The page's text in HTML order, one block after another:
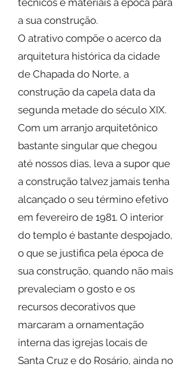
técnicos e materiais à época para
a sua construção.
O atrativo compõe o acerco da
arquitetura histórica da cidade
de Chapada do Norte, a
construção da capela data da
segunda metade do século XIX.
Com um arranjo arquitetônico
bastante singular que chegou
até nossos dias, leva a supor que
a construção talvez jamais tenha
alcançado o seu término efetivo
em fevereiro de 1981. O interior
do templo é bastante despojado,
o que se justifica pela época de
sua construção, quando não mais
prevaleciam o gosto e os
recursos decorativos que
marcaram a ornamentação
interna das igrejas locais de
Santa Cruz e do Rosário, ainda no